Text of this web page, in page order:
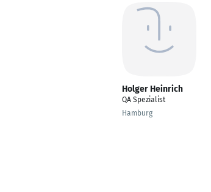
Holger Heinrich
QA Spezialist
Hamburg